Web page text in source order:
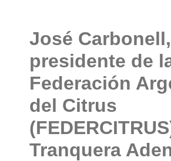
José Carbonell,
presidente de
Federación
del Citrus
Tranquera